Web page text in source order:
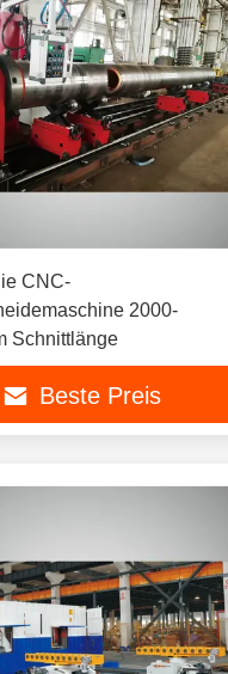
CNC-
2000-
Schnittlänge
Beste Preis